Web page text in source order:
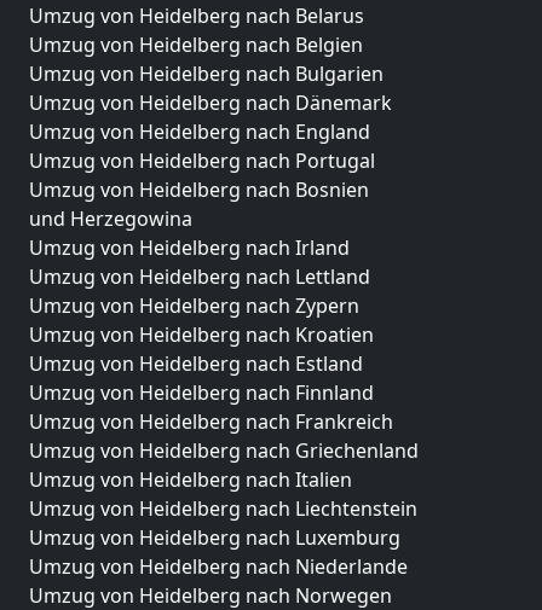
Umzug von Heidelberg nach Belarus
Umzug von Heidelberg nach Belgien
Umzug von Heidelberg nach Bulgarien
Umzug von Heidelberg nach Dänemark
Umzug von Heidelberg nach England
Umzug von Heidelberg nach Portugal
Umzug von Heidelberg nach Bosnien
und Herzegowina
Umzug von Heidelberg nach Irland
Umzug von Heidelberg nach Lettland
Umzug von Heidelberg nach Zypern
Umzug von Heidelberg nach Kroatien
Umzug von Heidelberg nach Estland
Umzug von Heidelberg nach Finnland
Umzug von Heidelberg nach Frankreich
Umzug von Heidelberg nach Griechenland
Umzug von Heidelberg nach Italien
Umzug von Heidelberg nach Liechtenstein
Umzug von Heidelberg nach Luxemburg
Umzug von Heidelberg nach Niederlande
Umzug von Heidelberg nach Norwegen